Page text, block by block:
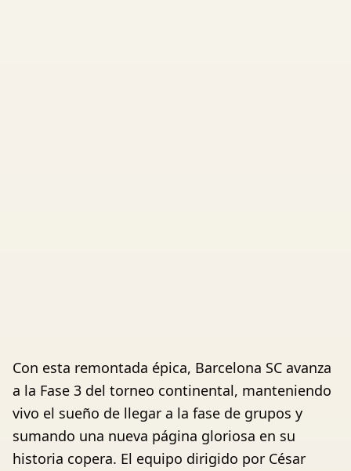
Con esta remontada épica, Barcelona SC avanza
a la Fase 3 del torneo continental, manteniendo
vivo el sueño de llegar a la fase de grupos y
sumando una nueva página gloriosa en su
historia copera. El equipo dirigido por César